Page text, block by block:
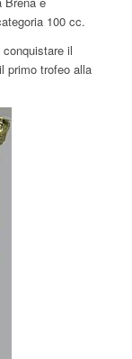
100 cc.
conquistare il
primo trofeo alla